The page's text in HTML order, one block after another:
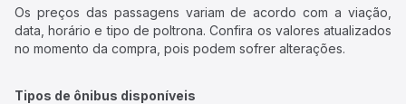
Os preços das passagens variam de acordo com a viação,
data, horário e tipo de poltrona. Confira os valores atualizados
no momento da compra, pois podem sofrer alterações.
Tipos de ônibus disponíveis